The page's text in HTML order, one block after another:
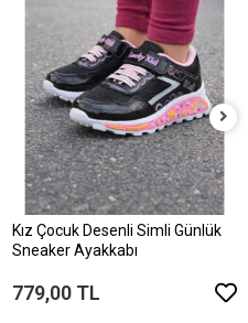
Kız Çocuk Desenli Simli Günlük
Sneaker Ayakkabı
779,00 TL